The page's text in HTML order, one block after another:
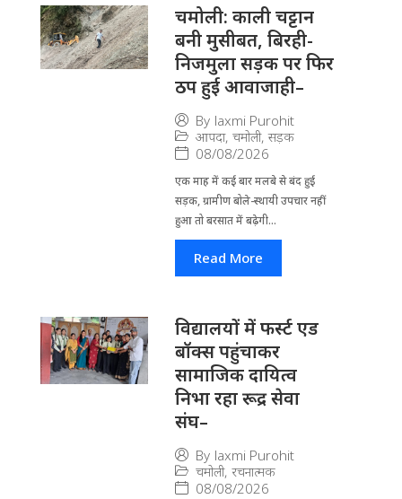
चमोली: काली चट्टान
बनी मुसीबत, बिरही-
निजमुला सड़क पर फिर
ठप हुई आवाजाही–
By laxmi Purohit
आपदा, चमोली, सड़क
08/08/2026
एक माह में कई बार मलबे से बंद हुई
सड़क, ग्रामीण बोले-स्थायी उपचार नहीं
हुआ तो बरसात में बढ़ेगी...
Read More
विद्यालयों में फर्स्ट एड
बॉक्स पहुंचाकर
सामाजिक दायित्व
निभा रहा रूद्र सेवा
संघ–
By laxmi Purohit
चमोली, रचनात्मक
08/08/2026